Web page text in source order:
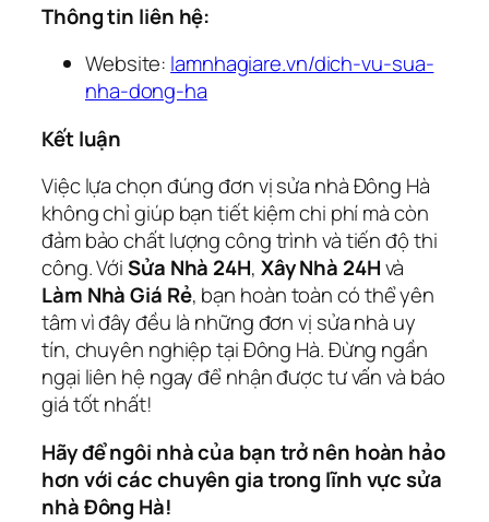
Thông tin liên hệ:
Website: lamnhagiare.vn/dich-vu-sua-
nha-dong-ha
Kết luận
Việc lựa chọn đúng đơn vị sửa nhà Đông Hà
không chỉ giúp bạn tiết kiệm chi phí mà còn
đảm bảo chất lượng công trình và tiến độ thi
công. VớiSửa Nhà 24H, Xây Nhà 24Hvà
Làm Nhà Giá Rẻ, bạn hoàn toàn có thể yên
tâm vì đây đều là những đơn vị sửa nhà uy
tín, chuyên nghiệp tại Đông Hà. Đừng ngần
ngại liên hệ ngay để nhận được tư vấn và báo
giá tốt nhất!
Hãy để ngôi nhà của bạn trở nên hoàn hảo
hơn với các chuyên gia trong lĩnh vực sửa
nhà Đông Hà!